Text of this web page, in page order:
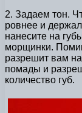
2. Задаем тон.
ровнее и
нанесите на
морщинки.
разрешит вам
помады и
количество губ.